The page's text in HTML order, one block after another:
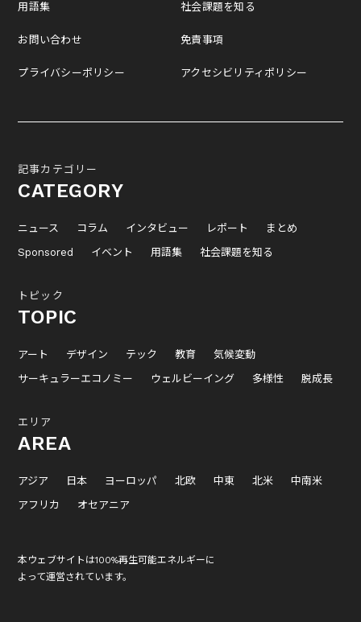
用語集
お問い合わせ
プライバシーポリシー
社会課題を知る
免責事項
アクセシビリティポリシー
記事カテゴリー
CATEGORY
ニュース コラム インタビュー レポート
まとめ
Sponsored
イベント 用語集 社会課題を知る
トピック
TOPIC
アート デザイン テック 教育
気候変動
サーキュラーエコノミー
ウェルビーイング 多様性 脱成長
エリア
AREA
アジア 日本 ヨーロッパ 北欧 中東 北米
中南米
アフリカ
オセアニア
本ウェブサイトは100%再生可能エネルギーに
よって運営されています。